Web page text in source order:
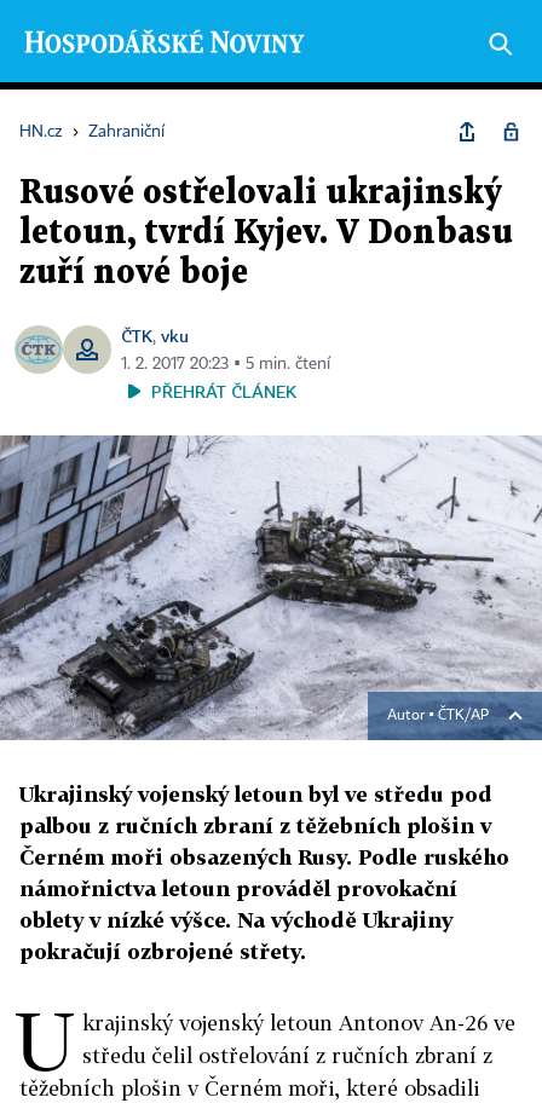
HN.cz › Zahraniční
Rusové ostřelovali ukrajinský
letoun, tvrdí Kyjev. V Donbasu
zuří nové boje
ČTK, vku
1. 2. 2017 20:23 ▪ 5 min. čtení
PŘEHRÁT ČLÁNEK
Autor ▪ ČTK/AP
Ukrajinský vojenský letoun byl ve středu pod
palbou z ručních zbraní z těžebních plošin v
Černém moři obsazených Rusy. Podle ruského
námořnictva letoun prováděl provokační
oblety v nízké výšce. Na východě Ukrajiny
pokračují ozbrojené střety.
U krajinský vojenský letoun Antonov An-26 ve
středu čelil ostřelování z ručních zbraní z
těžebních plošin v Černém moři, které obsadili